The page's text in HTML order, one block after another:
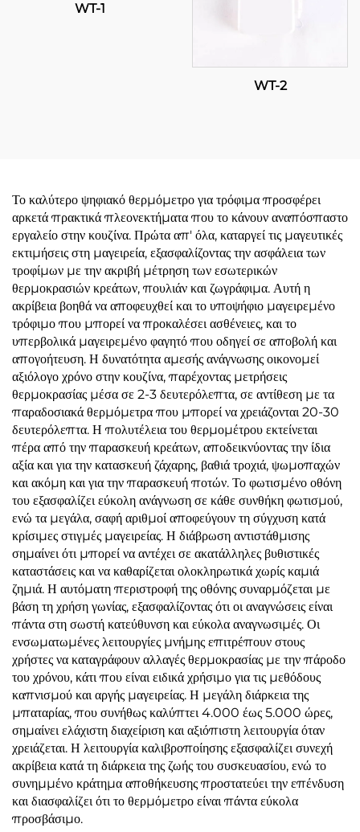
WT-1
WT-2
Το καλύτερο ψηφιακό θερμόμετρο για τρόφιμα προσφέρει
αρκετά πρακτικά πλεονεκτήματα που το κάνουν αναπόσπαστο
εργαλείο στην κουζίνα. Πρώτα απ' όλα, καταργεί τις μαγευτικές
εκτιμήσεις στη μαγειρεία, εξασφαλίζοντας την ασφάλεια των
τροφίμων με την ακριβή μέτρηση των εσωτερικών
θερμοκρασιών κρεάτων, πουλιάν και ζωγράφιμα. Αυτή η
ακρίβεια βοηθά να αποφευχθεί και το υποψήφιο μαγειρεμένο
τρόφιμο που μπορεί να προκαλέσει ασθένειες, και το
υπερβολικά μαγειρεμένο φαγητό που οδηγεί σε αποβολή και
απογοήτευση. Η δυνατότητα αμεσής ανάγνωσης οικονομεί
αξιόλογο χρόνο στην κουζίνα, παρέχοντας μετρήσεις
θερμοκρασίας μέσα σε 2-3 δευτερόλεπτα, σε αντίθεση με τα
παραδοσιακά θερμόμετρα που μπορεί να χρειάζονται 20-30
δευτερόλεπτα. Η πολυτέλεια του θερμομέτρου εκτείνεται
πέρα από την παρασκευή κρεάτων, αποδεικνύοντας την ίδια
αξία και για την κατασκευή ζάχαρης, βαθιά τροχιά, ψωμοπαχών
και ακόμη και για την παρασκευή ποτών. Το φωτισμένο οθόνη
του εξασφαλίζει εύκολη ανάγνωση σε κάθε συνθήκη φωτισμού,
ενώ τα μεγάλα, σαφή αριθμοί αποφεύγουν τη σύγχυση κατά
κρίσιμες στιγμές μαγειρείας. Η διάβρωση αντιστάθμισης
σημαίνει ότι μπορεί να αντέχει σε ακατάλληλες βυθιστικές
καταστάσεις και να καθαρίζεται ολοκληρωτικά χωρίς καμιά
ζημιά. Η αυτόματη περιστροφή της οθόνης συναρμόζεται με
βάση τη χρήση γωνίας, εξασφαλίζοντας ότι οι αναγνώσεις είναι
πάντα στη σωστή κατεύθυνση και εύκολα αναγνωσιμές. Οι
ενσωματωμένες λειτουργίες μνήμης επιτρέπουν στους
χρήστες να καταγράφουν αλλαγές θερμοκρασίας με την πάροδο
του χρόνου, κάτι που είναι ειδικά χρήσιμο για τις μεθόδους
καπνισμού και αργής μαγειρείας. Η μεγάλη διάρκεια της
μπαταρίας, που συνήθως καλύπτει 4.000 έως 5.000 ώρες,
σημαίνει ελάχιστη διαχείριση και αξιόπιστη λειτουργία όταν
χρειάζεται. Η λειτουργία καλιβροποίησης εξασφαλίζει συνεχή
ακρίβεια κατά τη διάρκεια της ζωής του συσκευασίου, ενώ το
συνημμένο κράτημα αποθήκευσης προστατεύει την επένδυση
και διασφαλίζει ότι το θερμόμετρο είναι πάντα εύκολα
προσβάσιμο.